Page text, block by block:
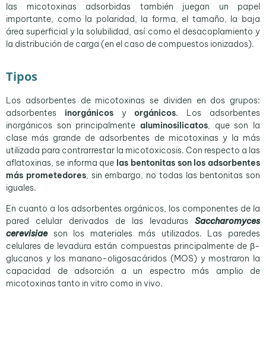
las micotoxinas adsorbidas también juegan un papel
importante, como la polaridad, la forma, el tamaño, la baja
área superficial y la solubilidad, así como el desacoplamiento y
la distribución de carga (en el caso de compuestos ionizados).
Tipos
Los adsorbentes de micotoxinas se dividen en dos grupos:
adsorbentes inorgánicosyorgánicos. Los adsorbentes
inorgánicos son principalmente aluminosilicatos, que son la
clase más grande de adsorbentes de micotoxinas y la más
utilizada para contrarrestar la micotoxicosis. Con respecto a las
aflatoxinas, se informa que las bentonitas son los adsorbentes
más prometedores, sin embargo, no todas las bentonitas son
iguales.
En cuanto a los adsorbentes orgánicos, los componentes de la
pared celular derivados de las levaduras Saccharomyces
cerevisiaeson los materiales más utilizados. Las paredes
celulares de levadura están compuestas principalmente de β-
glucanos y los manano-oligosacáridos (MOS) y mostraron la
capacidad de adsorción a un espectro más amplio de
micotoxinas tanto in vitro como in vivo.